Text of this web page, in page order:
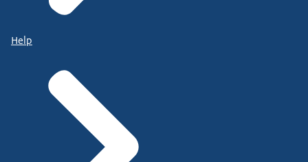
Help